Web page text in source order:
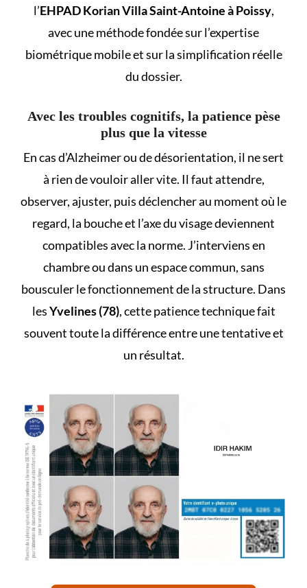
l’EHPAD Korian Villa Saint-Antoine à Poissy,
avec une méthode fondée sur l’expertise
biométrique mobileet sur la simplification réelle
du dossier.
Avec les troubles cognitifs, la patience pèse
plus que la vitesse
En cas d’Alzheimer ou de désorientation, il ne sert
à rien de vouloir aller vite. Il faut attendre,
observer, ajuster, puis déclencher au moment où le
regard, la bouche et l’axe du visage deviennent
compatibles avec la norme. J’interviens en
chambre ou dans un espace commun, sans
bousculer le fonctionnement de la structure. Dans
lesYvelines (78), cette patience technique fait
souvent toute la différence entre une tentative et
un résultat.